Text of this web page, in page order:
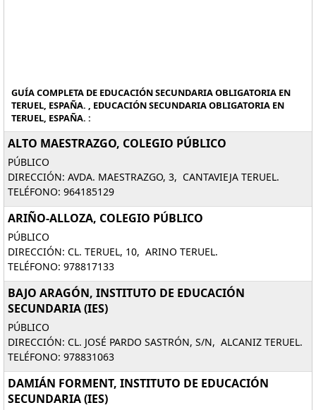
GUÍA COMPLETA DE EDUCACIÓN SECUNDARIA OBLIGATORIA EN
TERUEL, ESPAÑA. , EDUCACIÓN SECUNDARIA OBLIGATORIA EN
TERUEL, ESPAÑA. :
ALTO MAESTRAZGO, COLEGIO PÚBLICO
PÚBLICO
DIRECCIÓN: AVDA. MAESTRAZGO, 3, CANTAVIEJA TERUEL.
TELÉFONO: 964185129
ARIÑO-ALLOZA, COLEGIO PÚBLICO
PÚBLICO
DIRECCIÓN: CL. TERUEL, 10, ARINO TERUEL.
TELÉFONO: 978817133
BAJO ARAGÓN, INSTITUTO DE EDUCACIÓN
SECUNDARIA (IES)
PÚBLICO
DIRECCIÓN: CL. JOSÉ PARDO SASTRÓN, S/N, ALCANIZ TERUEL.
TELÉFONO: 978831063
DAMIÁN FORMENT, INSTITUTO DE EDUCACIÓN
SECUNDARIA (IES)